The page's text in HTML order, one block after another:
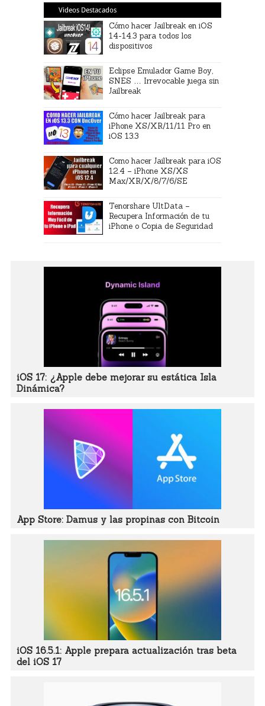
Videos Destacados
Cómo hacer Jailbreak en iOS
14-14.3 para todos los
dispositivos
Eclipse Emulador Game Boy,
SNES … Irrevocable juega sin
Jailbreak
Cómo hacer Jailbreak para
iPhone XS/XR/11/11 Pro en
iOS 13.3
Como hacer Jailbreak para iOS
12.4 – iPhone XS/XS
Max/XR/X/8/7/6/SE
Tenorshare UltData –
Recupera Información de tu
iPhone o Copia de Seguridad
iOS 17: ¿Apple debe mejorar su estática Isla
Dinámica?
App Store: Damus y las propinas con Bitcoin
iOS 16.5.1: Apple prepara actualización tras beta
del iOS 17